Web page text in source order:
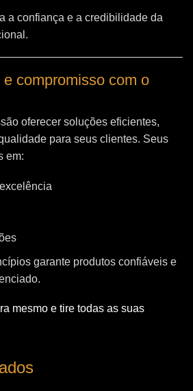
a confiança e a credibilidade da
compromisso com o
oferecer soluções eficientes,
para seus clientes. Seus
em:
garante produtos confiáveis e
mesmo e tire todas as suas